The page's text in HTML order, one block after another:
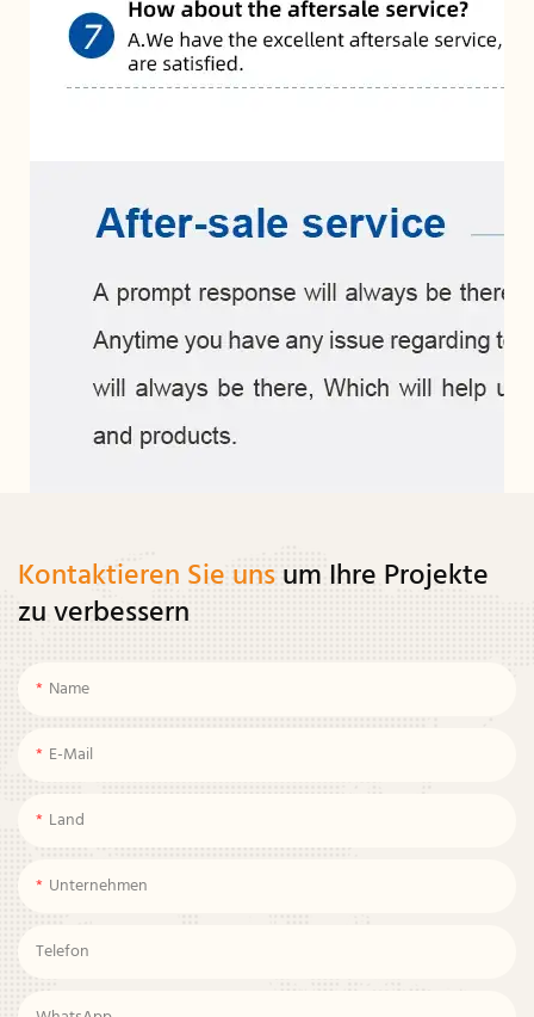
Kontaktieren Sie unsum Ihre Projekte
zu verbessern
Name
E-Mail
Land
Unternehmen
Telefon